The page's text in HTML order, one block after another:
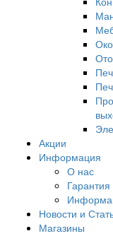
Акции
Информация
О нас
Гарантия
Новости и
Магазины